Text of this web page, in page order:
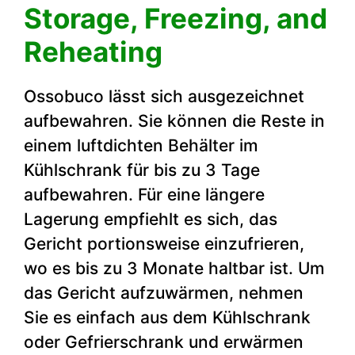
Storage, Freezing, and
Reheating
Ossobuco lässt sich ausgezeichnet
aufbewahren. Sie können die Reste in
einem luftdichten Behälter im
Kühlschrank für bis zu 3 Tage
aufbewahren. Für eine längere
Lagerung empfiehlt es sich, das
Gericht portionsweise einzufrieren,
wo es bis zu 3 Monate haltbar ist. Um
das Gericht aufzuwärmen, nehmen
Sie es einfach aus dem Kühlschrank
oder Gefrierschrank und erwärmen